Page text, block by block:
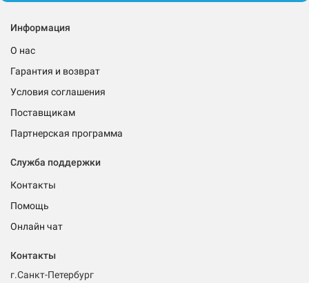
Информация
О нас
Гарантия и возврат
Условия соглашения
Поставщикам
Партнерская программа
Служба поддержки
Контакты
Помощь
Онлайн чат
Контакты
г.Санкт-Петербург